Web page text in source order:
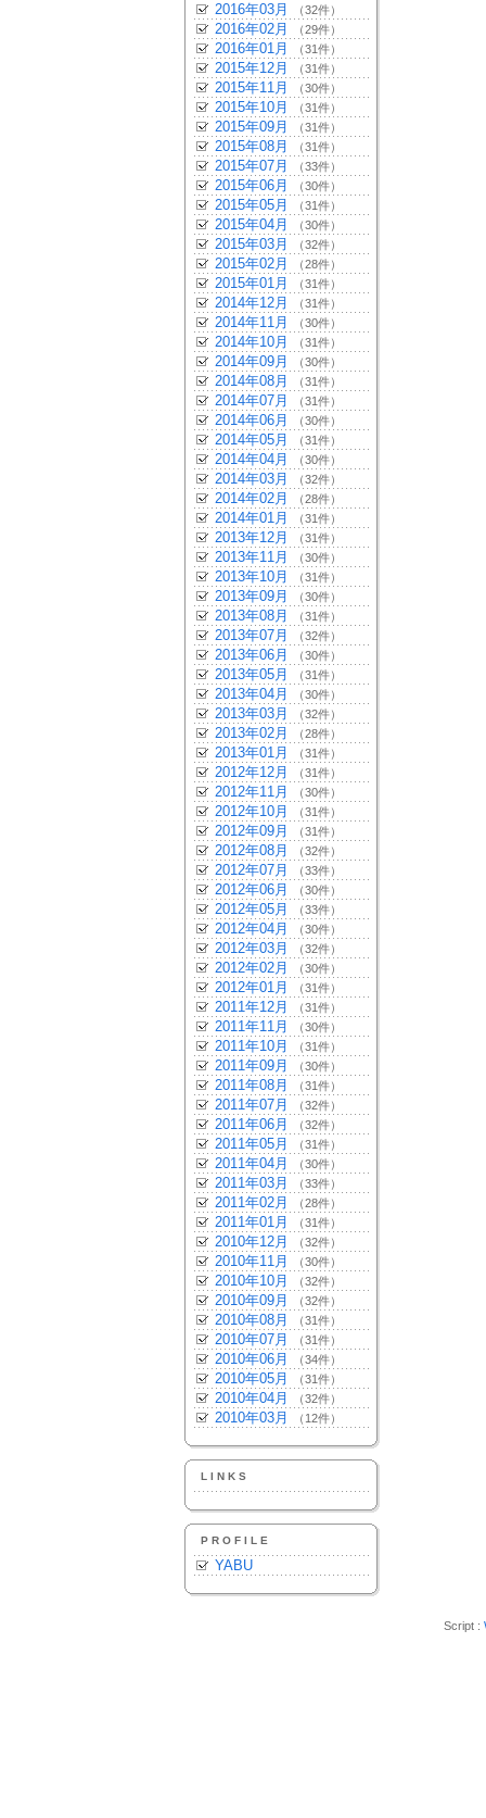
2016年03月 （32件）
2016年02月 （29件）
2016年01月 （31件）
2015年12月 （31件）
2015年11月 （30件）
2015年10月 （31件）
2015年09月 （31件）
2015年08月 （31件）
2015年07月 （33件）
2015年06月 （30件）
2015年05月 （31件）
2015年04月 （30件）
2015年03月 （32件）
2015年02月 （28件）
2015年01月 （31件）
2014年12月 （31件）
2014年11月 （30件）
2014年10月 （31件）
2014年09月 （30件）
2014年08月 （31件）
2014年07月 （31件）
2014年06月 （30件）
2014年05月 （31件）
2014年04月 （30件）
2014年03月 （32件）
2014年02月 （28件）
2014年01月 （31件）
2013年12月 （31件）
2013年11月 （30件）
2013年10月 （31件）
2013年09月 （30件）
2013年08月 （31件）
2013年07月 （32件）
2013年06月 （30件）
2013年05月 （31件）
2013年04月 （30件）
2013年03月 （32件）
2013年02月 （28件）
2013年01月 （31件）
2012年12月 （31件）
2012年11月 （30件）
2012年10月 （31件）
2012年09月 （31件）
2012年08月 （32件）
2012年07月 （33件）
2012年06月 （30件）
2012年05月 （33件）
2012年04月 （30件）
2012年03月 （32件）
2012年02月 （30件）
2012年01月 （31件）
2011年12月 （31件）
2011年11月 （30件）
2011年10月 （31件）
2011年09月 （30件）
2011年08月 （31件）
2011年07月 （32件）
2011年06月 （32件）
2011年05月 （31件）
2011年04月 （30件）
2011年03月 （33件）
2011年02月 （28件）
2011年01月 （31件）
2010年12月 （32件）
2010年11月 （30件）
2010年10月 （32件）
2010年09月 （32件）
2010年08月 （31件）
2010年07月 （31件）
2010年06月 （34件）
2010年05月 （31件）
2010年04月 （32件）
2010年03月 （12件）
LINKS
PROFILE
YABU
Script :